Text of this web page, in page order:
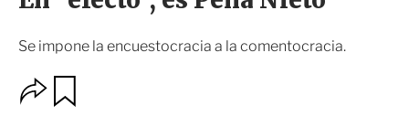
Se impone la encuestocracia a la comentocracia.
O
p